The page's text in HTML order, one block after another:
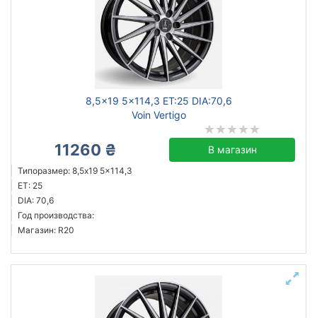
8,5x19 5x114,3 ET:25 DIA:70,6
Voin Vertigo
11260 ₴ В магазин
Типоразмер: 8,5x19 5x114,3
ET: 25
DIA: 70,6
Год производства:
Магазин: R20